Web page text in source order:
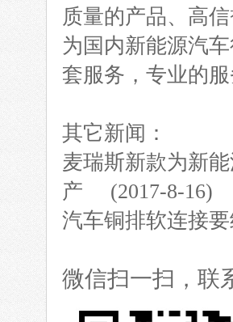
质量的产品、高
为国内新能源汽
套服务，专业的
其它新闻：
麦瑞斯新款为新
产 (2017-8-16)
汽车铜排软连接
微信扫一扫，联